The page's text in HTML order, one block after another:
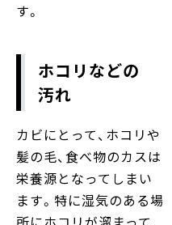
す。
ホコリなどの
汚れ
カビにとって、ホコリや
髪の毛、食べ物のカスは
栄養源となってしまい
ます。特に湿気のある場